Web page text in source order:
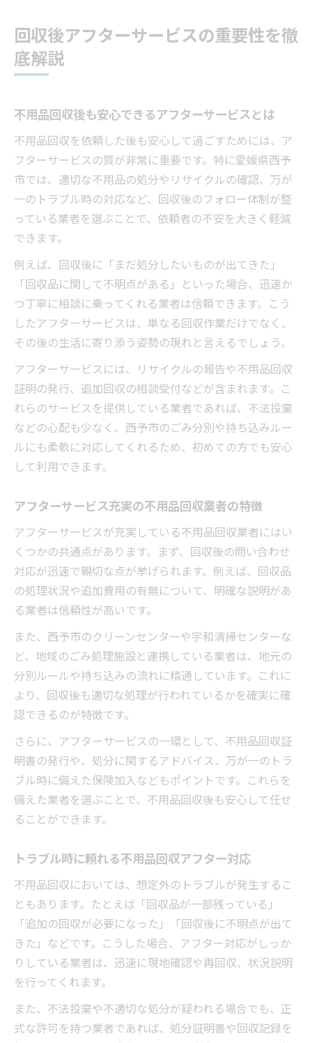
回収後アフターサービスの重要性を徹
底解説
不用品回収後も安心できるアフターサービスとは
不用品回収を依頼した後も安心して過ごすためには、ア
フターサービスの質が非常に重要です。特に愛媛県西予
市では、適切な不用品の処分やリサイクルの確認、万が
一のトラブル時の対応など、回収後のフォロー体制が整
っている業者を選ぶことで、依頼者の不安を大きく軽減
できます。
例えば、回収後に「まだ処分したいものが出てきた」
「回収品に関して不明点がある」といった場合、迅速か
つ丁寧に相談に乗ってくれる業者は信頼できます。こう
したアフターサービスは、単なる回収作業だけでなく、
その後の生活に寄り添う姿勢の現れと言えるでしょう。
アフターサービスには、リサイクルの報告や不用品回収
証明の発行、追加回収の相談受付などが含まれます。こ
れらのサービスを提供している業者であれば、不法投棄
などの心配も少なく、西予市のごみ分別や持ち込みルー
ルにも柔軟に対応してくれるため、初めての方でも安心
して利用できます。
アフターサービス充実の不用品回収業者の特徴
アフターサービスが充実している不用品回収業者にはい
くつかの共通点があります。まず、回収後の問い合わせ
対応が迅速で親切な点が挙げられます。例えば、回収品
の処理状況や追加費用の有無について、明確な説明があ
る業者は信頼性が高いです。
また、西予市のクリーンセンターや宇和清掃センターな
ど、地域のごみ処理施設と連携している業者は、地元の
分別ルールや持ち込みの流れに精通しています。これに
より、回収後も適切な処理が行われているかを確実に確
認できるのが特徴です。
さらに、アフターサービスの一環として、不用品回収証
明書の発行や、処分に関するアドバイス、万が一のトラ
ブル時に備えた保険加入などもポイントです。これらを
備えた業者を選ぶことで、不用品回収後も安心して任せ
ることができます。
トラブル時に頼れる不用品回収アフター対応
不用品回収においては、想定外のトラブルが発生するこ
ともあります。たとえば「回収品が一部残っている」
「追加の回収が必要になった」「回収後に不明点が出て
きた」などです。こうした場合、アフター対応がしっか
りしている業者は、迅速に現地確認や再回収、状況説明
を行ってくれます。
また、不法投棄や不適切な処分が疑われる場合でも、正
式な許可を持つ業者であれば、処分証明書や回収記録を